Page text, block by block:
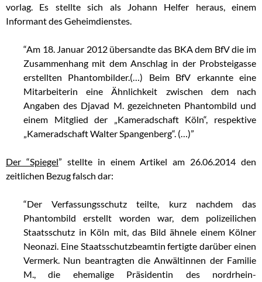
vorlag. Es stellte sich als Johann Helfer heraus, einem
Informant des Geheimdienstes.
“Am 18. Januar 2012 übersandte das BKA dem BfV die im
Zusammenhang mit dem Anschlag in der Probsteigasse
erstellten Phantombilder.(…) Beim BfV erkannte eine
Mitarbeiterin eine Ähnlichkeit zwischen dem nach
Angaben des Djavad M. gezeichneten Phantombild und
einem Mitglied der „Kameradschaft Köln“, respektive
„Kameradschaft Walter Spangenberg“. (…)”
Der “Spiegel” stellte in einem Artikel am 26.06.2014 den
zeitlichen Bezug falsch dar:
“Der Verfassungsschutz teilte, kurz nachdem das
Phantombild erstellt worden war, dem polizeilichen
Staatsschutz in Köln mit, das Bild ähnele einem Kölner
Neonazi. Eine Staatsschutzbeamtin fertigte darüber einen
Vermerk. Nun beantragten die Anwältinnen der Familie
M., die ehemalige Präsidentin des nordrhein-